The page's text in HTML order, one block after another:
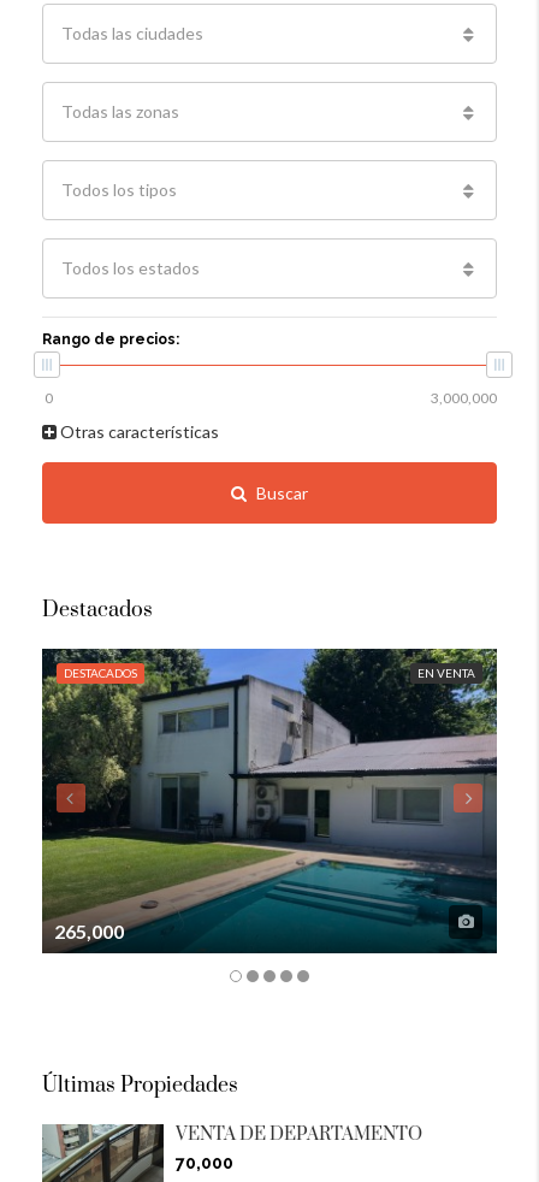
Todas las ciudades
Todas las zonas
Todos los tipos
Todos los estados
Rango de precios:
Otras características
Buscar
Destacados
DESTACADOS EN VENTA
265,000
Últimas Propiedades
VENTA DE DEPARTAMENTO
70,000